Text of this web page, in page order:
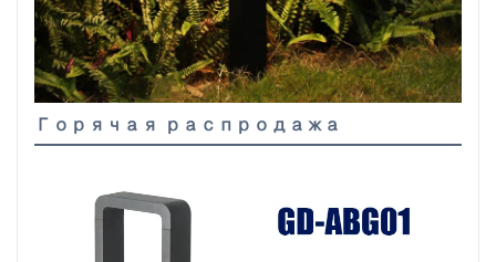
Горячая распродажа